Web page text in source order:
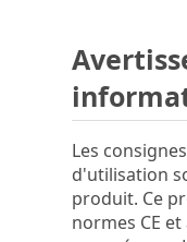
Les
d'utilisation
produit. Ce
normes CE